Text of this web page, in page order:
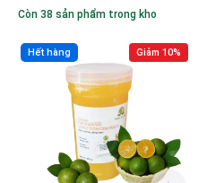
Còn 38 sản phẩm trong kho
Giảm 10%
Hết hàng